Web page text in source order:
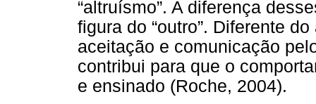
“altruísmo”. A diferença
figura do “outro”. Diferente
aceitação e comunicação
contribui para que o
e ensinado (Roche, 2004).